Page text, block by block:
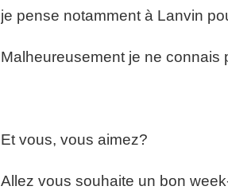
je pense notamment à Lanvin
Malheureusement je ne connais
Et vous, vous aimez?
Allez vous souhaite un bon